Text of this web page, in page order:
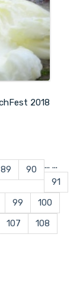
2018
...
89
90
91
99
100
107 108
...